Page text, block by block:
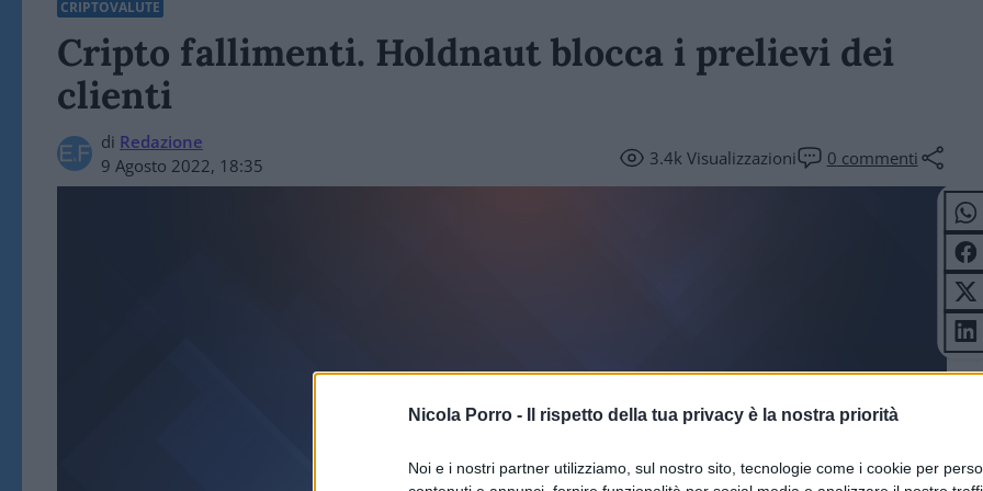
Nicola Porro - Il rispetto della tua privacy è la nostra priorità
Noi e i nostri partner utilizziamo, sul nostro sito, tecnologie come i cookie per
CRIPTOVALUTE
Cripto fallimenti. Holdnaut blocca i prelievi dei
clienti
di Redazione
9 Agosto 2022, 18:35
3.4kVisualizzazioni 0 commenti
CRIPTOVALUTE